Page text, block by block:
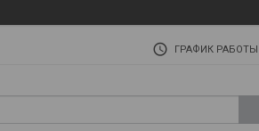
ГРАФИК РАБОТЫ